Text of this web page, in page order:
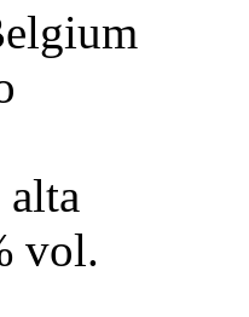
alta
vol.